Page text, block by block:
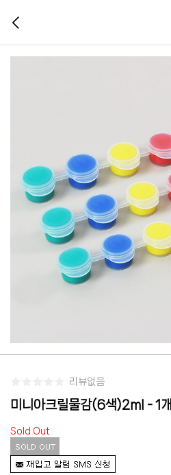
리뷰없음
미니아크릴물감(6색)2ml - 1개
Sold Out